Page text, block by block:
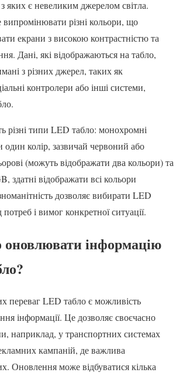
яких є невеликим джерелом світла.
різні кольори, що
екрани з високою контрастністю та
Дані, які відображаються на табло,
з різних джерел, таких як
контролери або інші системи,
різні типи LED табло: монохромні
один колір, зазвичай червоний або
(можуть відображати два кольори) та
здатні відображати всі кольори
дозволяє вибирати LED
і вимог конкретної ситуації.
інформацію
переваг LED табло є можливість
інформації. Це дозволяє своєчасно
наприклад, у транспортних системах
кампаній, де важлива
Оновлення може відбуватися кілька